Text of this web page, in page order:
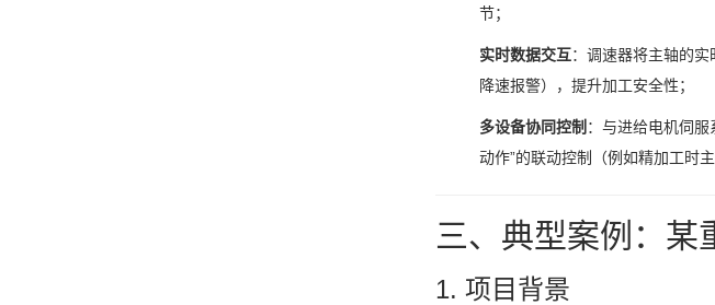
节；
实时数据交互：调速器将主轴的实
降速报警），提升加工安全性；
多设备协同控制 ：与进给电机伺
动作”的联动控制（例如精加工时
三、典型案例：某
1. 项目背景